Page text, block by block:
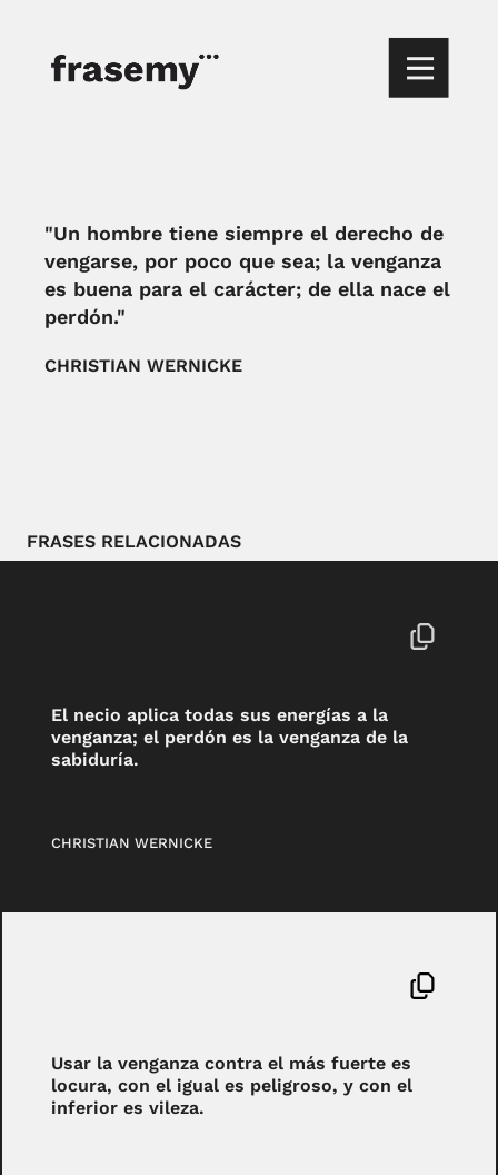
"Un hombre tiene siempre el derecho de
vengarse, por poco que sea; la venganza
es buena para el carácter; de ella nace el
perdón."
CHRISTIAN WERNICKE
FRASES RELACIONADAS
El necio aplica todas sus energías a la
venganza; el perdón es la venganza de la
sabiduría.
CHRISTIAN WERNICKE
Usar la venganza contra el más fuerte es
locura, con el igual es peligroso, y con el
inferior es vileza.